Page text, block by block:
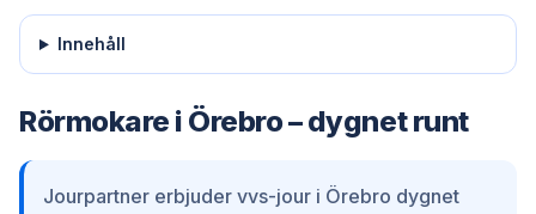
Innehåll
Rörmokare i Örebro – dygnet runt
Jourpartner erbjuder vvs-jour i Örebro dygnet